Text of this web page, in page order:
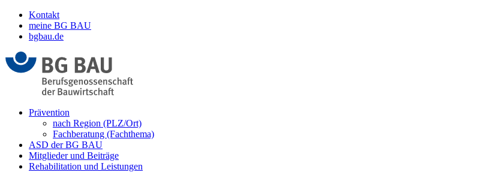
Kontakt
meine BG BAU
bgbau.de
Prävention
nach Region (PLZ/Ort)
Fachberatung (Fachthema)
ASD der BG BAU
Mitglieder und Beiträge
Rehabilitation und Leistungen